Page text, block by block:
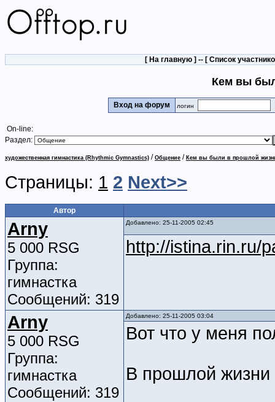
[ На главную ] -- [ Список
Кем вы
Вход на форум логин
On-line:
Раздел:
художественная гимнастика (Rhythmic Gymnastics) / Общение / Кем вы были в прошлой
Страницы: 1 2 Next>>
Автор
Arny
5 000 RSG
Группа:
гимнастка
Сообщений: 319
Добавлено: 25-11-2005 02:45
http://istina.rin.ru/
Arny
5 000 RSG
Группа:
гимнастка
Сообщений: 319
Добавлено: 25-11-2005 03:04
Вот что у меня
В прошлой